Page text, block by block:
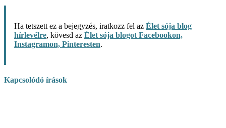
Ha tetszett ez a bejegyzés, iratkozz fel az Élet sója blog
hírlevélre, kövesd az Élet sója blogot Facebookon,
Instagramon, Pinteresten.
Kapcsolódó írások